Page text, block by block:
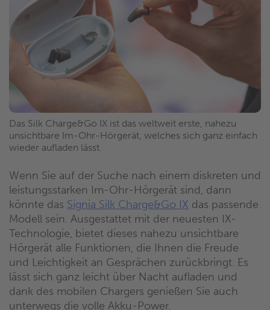
Das Silk Charge&Go IX ist das weltweit erste, nahezu
unsichtbare Im-Ohr-Hörgerät, welches sich ganz einfach
wieder aufladen lässt.
Wenn Sie auf der Suche nach einem diskreten und
leistungsstarken Im-Ohr-Hörgerät sind, dann
könnte das Signia Silk Charge&Go IX das passende
Modell sein. Ausgestattet mit der neuesten IX-
Technologie, bietet dieses nahezu unsichtbare
Hörgerät alle Funktionen, die Ihnen die Freude
und Leichtigkeit an Gesprächen zurückbringt. Es
lässt sich ganz leicht über Nacht aufladen und
dank des mobilen Chargers genießen Sie auch
unterwegs die volle Akku-Power.